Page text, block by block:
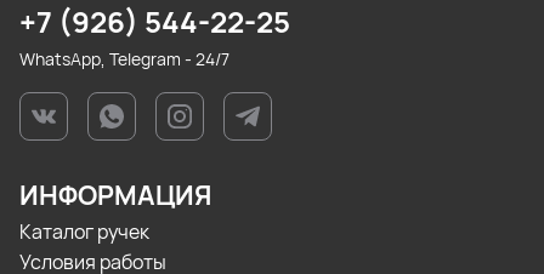
+7 (926) 544-22-25
WhatsApp, Telegram - 24/7
ИНФОРМАЦИЯ
Каталог ручек
Условия работы